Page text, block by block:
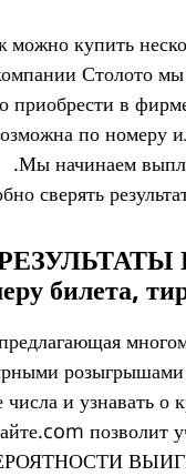
купить
Столото мы
в
по номеру
Мы начинаем
сверять
билета,
числа и
позволит